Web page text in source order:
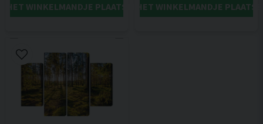
HET WINKELMANDJE PLAATSENIN HET WINKELMANDJE